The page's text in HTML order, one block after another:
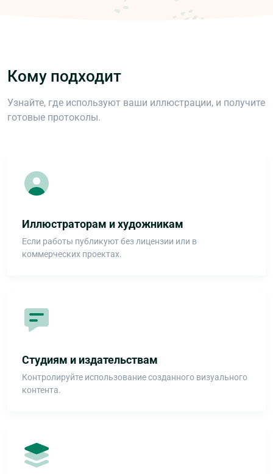
Кому подходит
Узнайте, где используют ваши иллюстрации, и получите
готовые протоколы.
Иллюстраторам и художникам
Если работы публикуют без лицензии или в
коммерческих проектах.
Студиям и издательствам
Контролируйте использование созданного визуального
контента.